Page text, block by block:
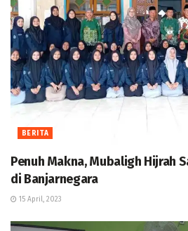
BERITA
Penuh Makna, Mubaligh Hijrah
di Banjarnegara
15 April, 2023